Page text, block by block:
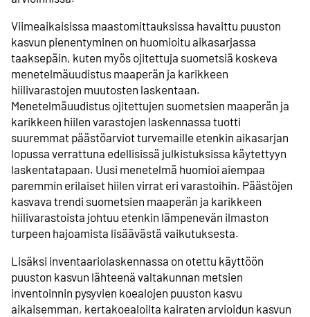
Viimeaikaisissa maastomittauksissa havaittu puuston
kasvun pienentyminen on huomioitu aikasarjassa
taaksepäin, kuten myös ojitettuja suometsiä koskeva
menetelmäuudistus maaperän ja karikkeen
hiilivarastojen muutosten laskentaan.
Menetelmäuudistus ojitettujen suometsien maaperän ja
karikkeen hiilen varastojen laskennassa tuotti
suuremmat päästöarviot turvemaille etenkin aikasarjan
lopussa verrattuna edellisissä julkistuksissa käytettyyn
laskentatapaan. Uusi menetelmä huomioi aiempaa
paremmin erilaiset hiilen virrat eri varastoihin. Päästöjen
kasvava trendi suometsien maaperän ja karikkeen
hiilivarastoista johtuu etenkin lämpenevän ilmaston
turpeen hajoamista lisäävästä vaikutuksesta.
Lisäksi inventaariolaskennassa on otettu käyttöön
puuston kasvun lähteenä valtakunnan metsien
inventoinnin pysyvien koealojen puuston kasvu
aikaisemman, kertakoealoilta kairaten arvioidun kasvun